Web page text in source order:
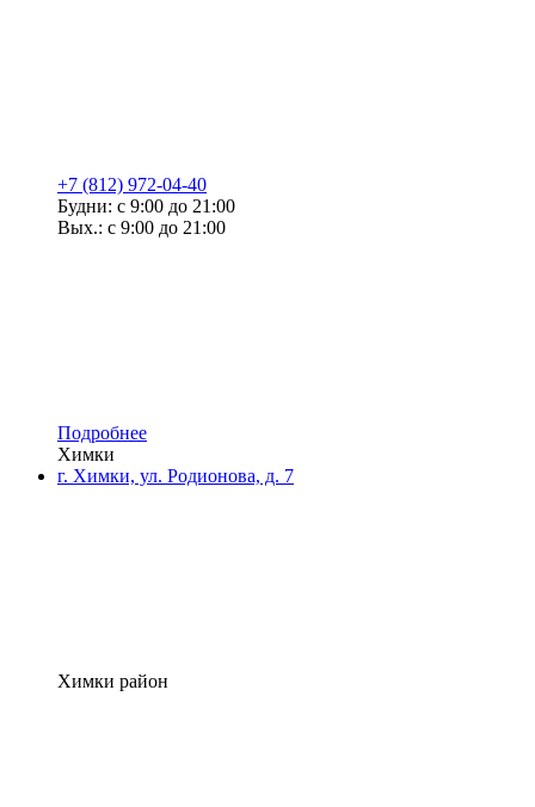
+7 (812) 972-04-40
Будни: с 9:00 до 21:00
Вых.: с 9:00 до 21:00
Подробнее
Химки
г. Химки, ул. Родионова, д. 7
Химки район